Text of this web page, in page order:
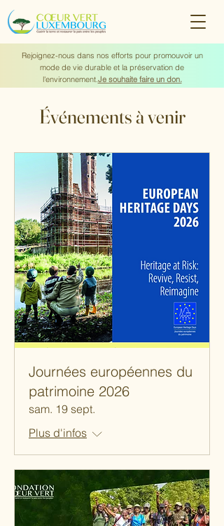
Rejoignez-nous dans nos efforts pour promouvoir un
mode de vie durable et la préservation de
l'environnement.Je souhaite faire un don.
Événements à venir
Journées européennes du
patrimoine 2026
sam. 19 sept.
Plus d'infos